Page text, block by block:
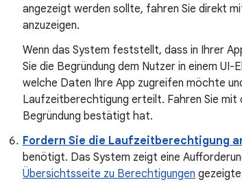
angezeigt werden sollte, fahren Sie direkt
anzuzeigen.
Wenn das System feststellt, dass in Ihrer
Sie die Begründung dem Nutzer in einem
welche Daten Ihre App zugreifen möchte
Laufzeitberechtigung erteilt. Fahren Sie
Begründung bestätigt hat.
Fordern Sie die Laufzeitberechtigung
benötigt. Das System zeigt eine
Übersichtsseite zu Berechtigungen